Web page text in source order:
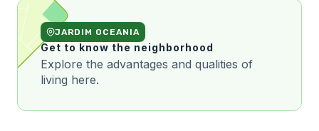
JARDIM OCEANIA
Get to know the neighborhood
Explore the advantages and qualities of
living here.